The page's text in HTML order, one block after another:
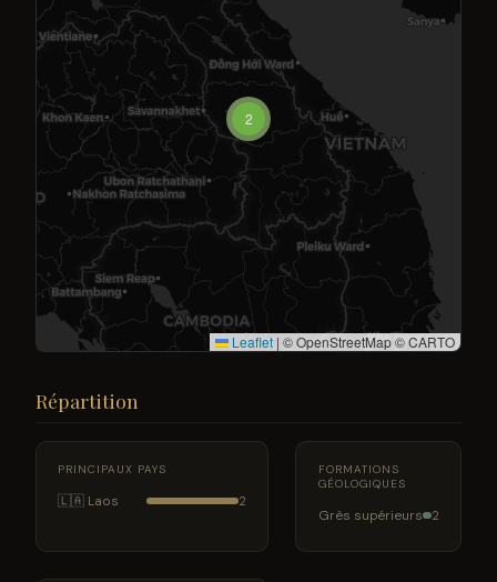
2
Leaflet | © OpenStreetMap © CARTO
Répartition
PRINCIPAUX PAYS
🇱🇦 Laos 2
FORMATIONS
GÉOLOGIQUES
Grès supérieurs 2